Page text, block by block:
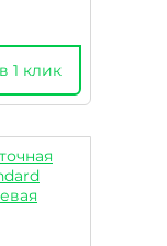
1 клик